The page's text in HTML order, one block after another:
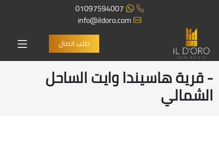
01097594007
info@ildoro.com
طلب اتصال
- قرية هاسيندا وايت الساحل
الشمالي